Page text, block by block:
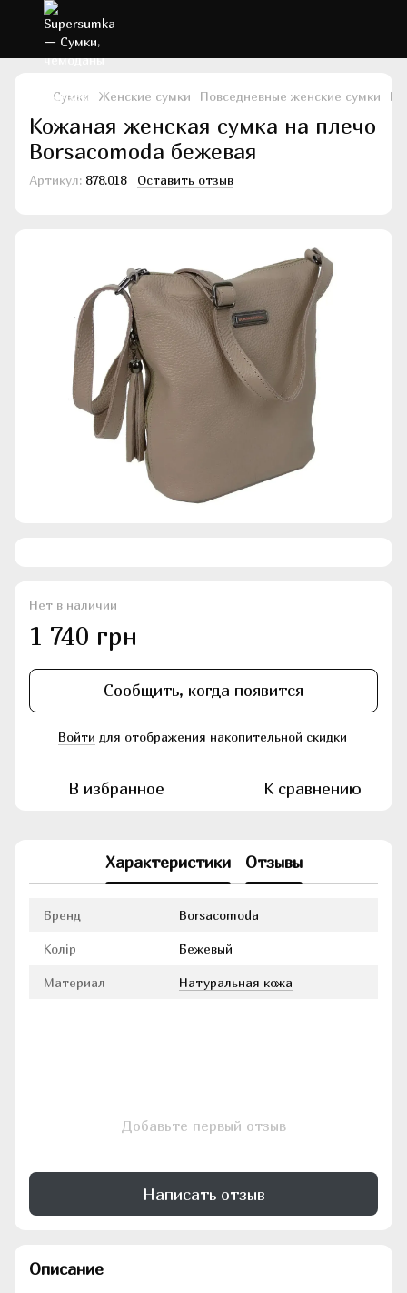
Сумки Женские сумки Повседневные женские сумки
Кожаная женская сумка на плечо
Borsacomoda бежевая
Артикул: 878.018 Оставить отзыв
Нет в наличии
1 740 грн
Сообщить, когда появится
Войти для отображения накопительной скидки
В избранное К сравнению
Характеристики Отзывы
Бренд Borsacomoda
Колір Бежевый
Материал Натуральная кожа
Добавьте первый отзыв
Написать отзыв
Описание